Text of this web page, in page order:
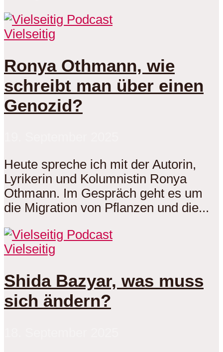
Vielseitig
Ronya Othmann, wie
schreibt man über einen
Genozid?
Heute spreche ich mit der Autorin,
Lyrikerin und Kolumnistin Ronya
Othmann. Im Gespräch geht es um
die Migration von Pflanzen und die...
Vielseitig
Shida Bazyar, was muss
sich ändern?